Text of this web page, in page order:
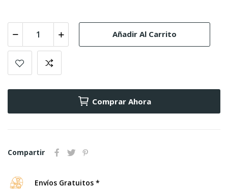
Añadir Al Carrito
Comprar Ahora
Compartir
Envíos Gratuitos *